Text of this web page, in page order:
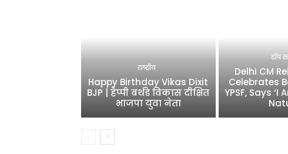
राष्ट्रीय
Happy Birthday Vikas Dixit
BJP | हैप्पी बर्थडे विकास दीक्षित
भाजपा युवा नेता
टॉप
Delhi CM
Celebrates
YPSF, Says ‘I